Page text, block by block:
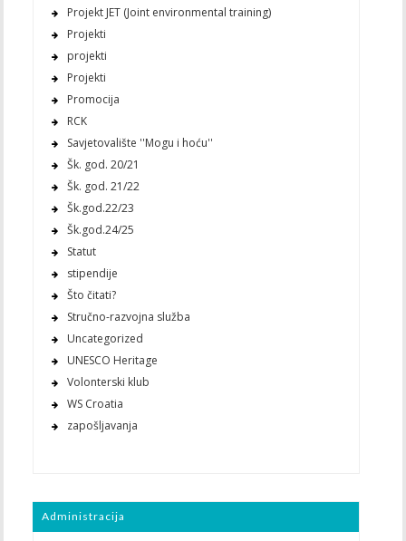
Projekt JET (Joint environmental training)
Projekti
projekti
Projekti
Promocija
RCK
Savjetovalište ''Mogu i hoću''
Šk. god. 20/21
Šk. god. 21/22
Šk.god.22/23
Šk.god.24/25
Statut
stipendije
Što čitati?
Stručno-razvojna služba
Uncategorized
UNESCO Heritage
Volonterski klub
WS Croatia
zapošljavanja
Administracija